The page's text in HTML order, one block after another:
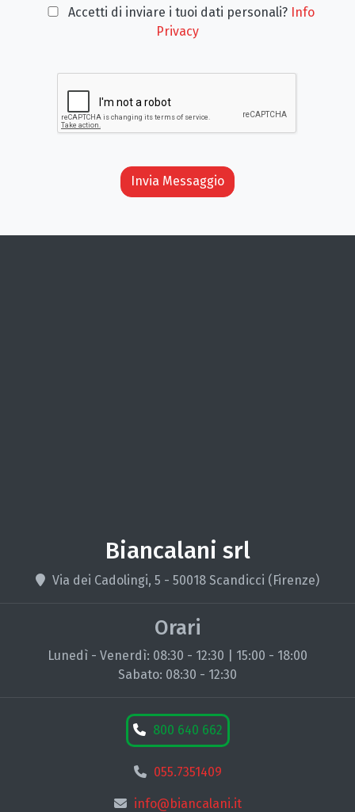
Accetti di inviare i tuoi dati personali? Info
Privacy
Invia Messaggio
Biancalani srl
Via dei Cadolingi, 5 - 50018 Scandicci (Firenze)
Orari
Lunedì - Venerdì: 08:30 - 12:30 | 15:00 - 18:00
Sabato: 08:30 - 12:30
800 640 662
055.7351409
info@biancalani.it